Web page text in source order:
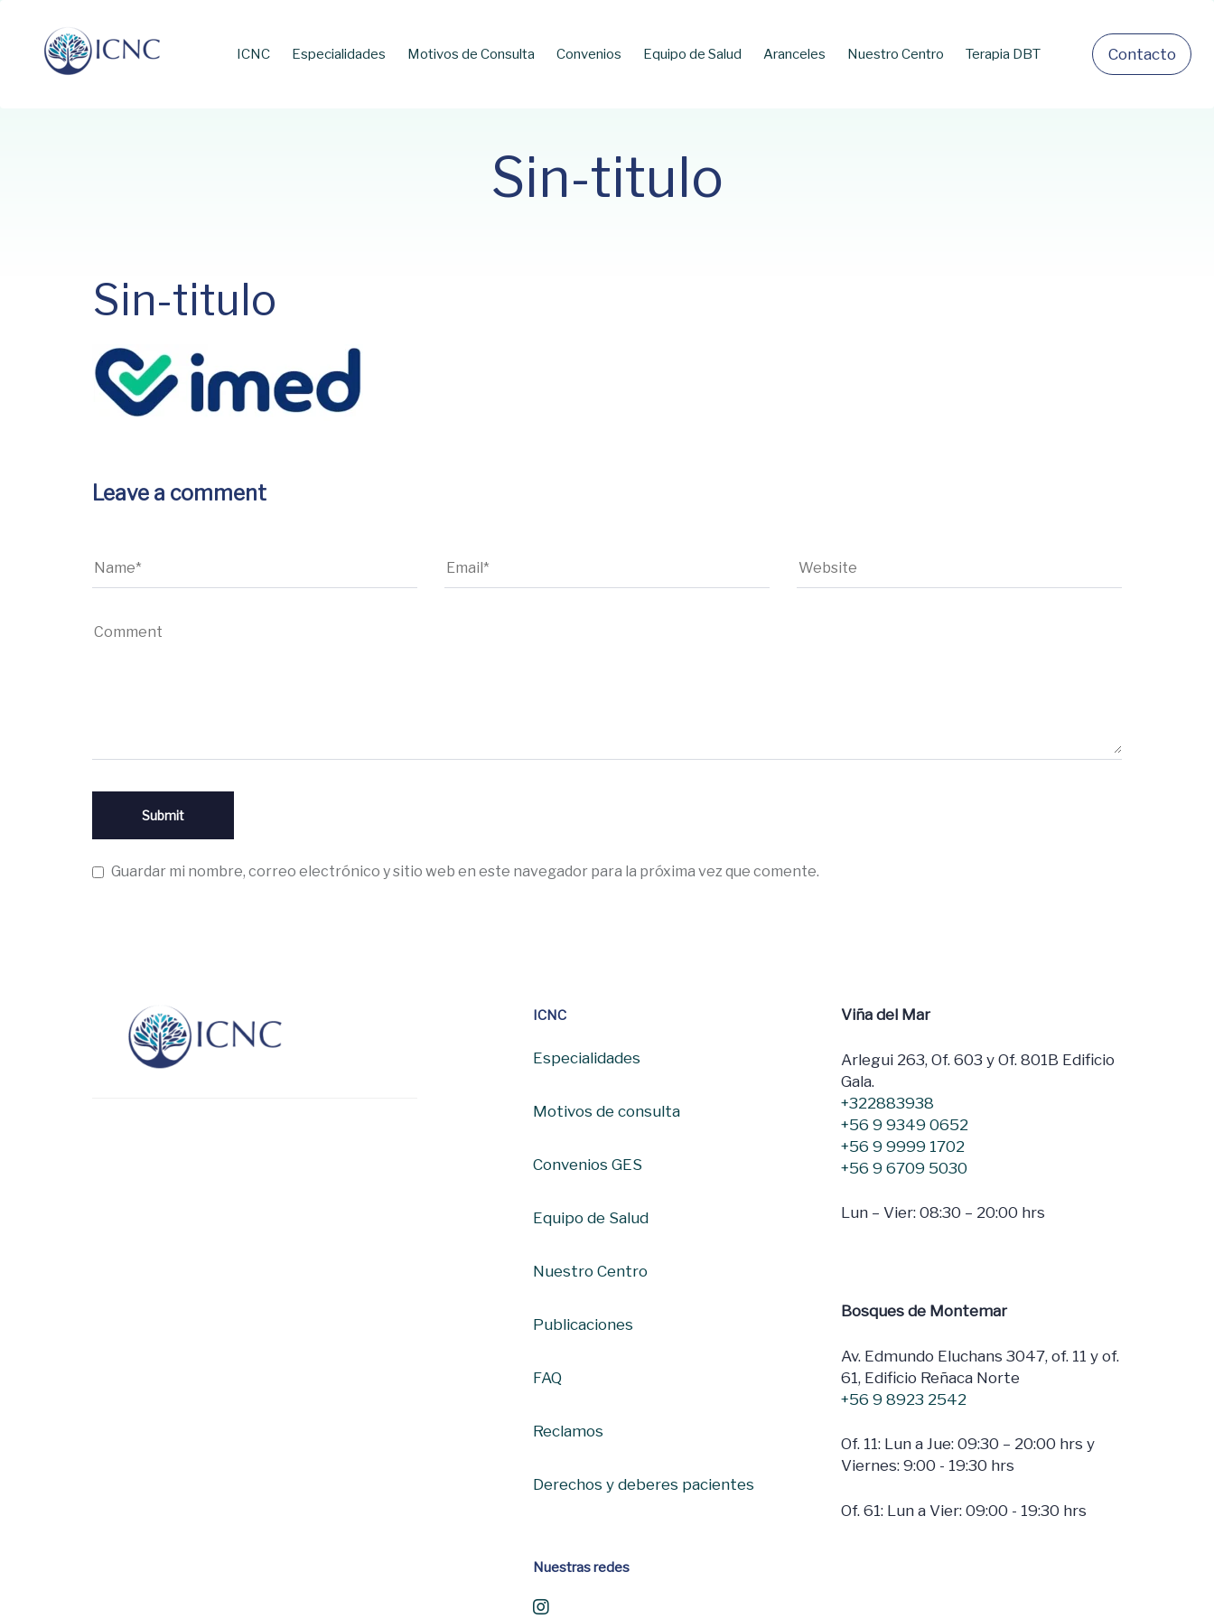
primary
navigation
ICNC Especialidades Motivos de Consulta Convenios Equipo de Salud Aranceles Nuestro Centro Terapia DBT Contacto
Sin-titulo
Sin-titulo
Leave a comment
Guardar mi nombre, correo electrónico y sitio web en este navegador para la próxima vez que comente.
ICNC
Especialidades
Motivos de consulta
Convenios GES
Equipo de Salud
Nuestro Centro
Publicaciones
FAQ
Reclamos
Derechos y deberes pacientes
Nuestras redes
Viña del Mar
Arlegui 263, Of. 603 y Of. 801B Edificio
Gala.
+322883938
+56 9 9349 0652
+56 9 9999 1702
+56 9 6709 5030
Lun – Vier: 08:30 – 20:00 hrs
Bosques de Montemar
Av. Edmundo Eluchans 3047, of. 11 y of.
61, Edificio Reñaca Norte
+56 9 8923 2542
Of. 11: Lun a Jue: 09:30 – 20:00 hrs y
Viernes: 9:00 - 19:30 hrs
Of. 61: Lun a Vier: 09:00 - 19:30 hrs